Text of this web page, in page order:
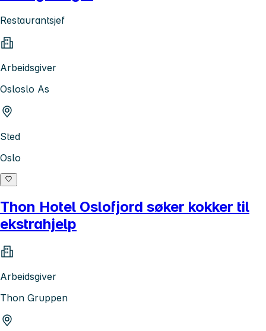
Restaurantsjef
Arbeidsgiver
Osloslo As
Sted
Oslo
Thon Hotel Oslofjord søker kokker til
ekstrahjelp
Arbeidsgiver
Thon Gruppen